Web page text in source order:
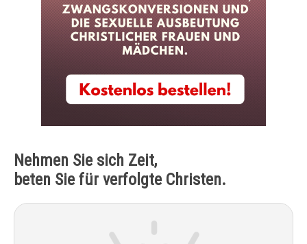
Nehmen Sie sich Zeit,
beten Sie für verfolgte Christen.